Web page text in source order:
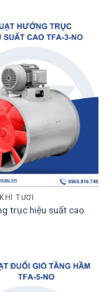
TƯƠI
trục hiệu suất cao